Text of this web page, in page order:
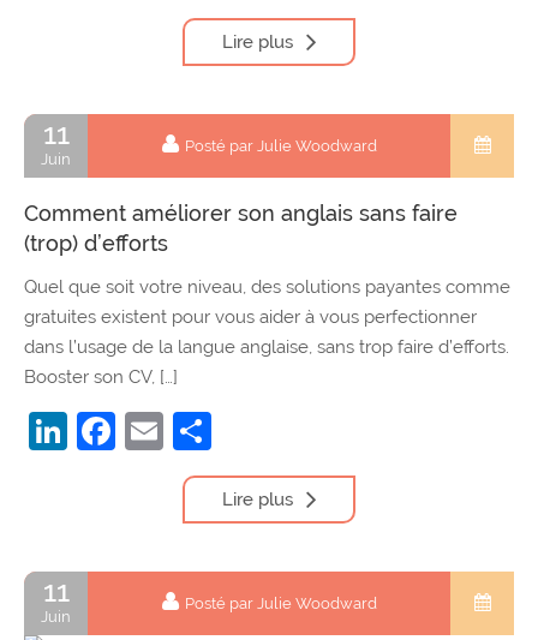
Lire plus
11
Juin
Posté par Julie Woodward
Comment améliorer son anglais sans faire
(trop) d’efforts
Quel que soit votre niveau, des solutions payantes comme
gratuites existent pour vous aider à vous perfectionner
dans l’usage de la langue anglaise, sans trop faire d’efforts.
Booster son CV, […]
LinkedIn
Facebook
Email
Lire plus
11
Juin
Posté par Julie Woodward